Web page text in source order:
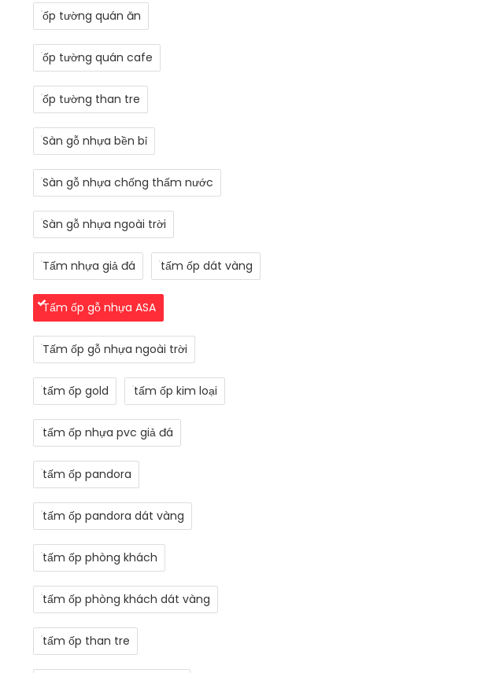
ốp tường quán ăn
ốp tường quán cafe
ốp tường than tre
Sàn gỗ nhựa bền bỉ
Sàn gỗ nhựa chống thấm nước
Sàn gỗ nhựa ngoài trời
Tấm nhựa giả đá tấm ốp dát vàng
Tấm ốp gỗ nhựa ASA
Tấm ốp gỗ nhựa ngoài trời
tấm ốp gold tấm ốp kim loại
tấm ốp nhựa pvc giả đá
tấm ốp pandora
tấm ốp pandora dát vàng
tấm ốp phòng khách
tấm ốp phòng khách dát vàng
tấm ốp than tre